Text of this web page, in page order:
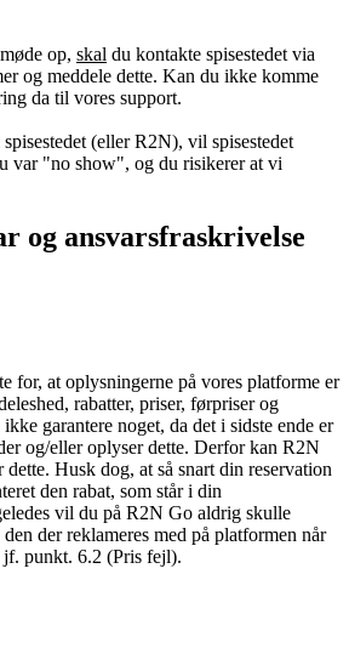
op, skal du kontakte spisestedet via
og meddele dette. Kan du ikke komme
da til vores support.
(eller R2N), vil spisestedet
var "no show", og du risikerer at vi
og ansvarsfraskrivelse
for, at oplysningerne på vores platforme er
rabatter, priser, førpriser og
garantere noget, da det i sidste ende er
og/eller oplyser dette. Derfor kan R2N
Husk dog, at så snart din reservation
den rabat, som står i din
vil du på R2N Go aldrig skulle
der reklameres med på platformen når
punkt. 6.2 (Pris fejl).